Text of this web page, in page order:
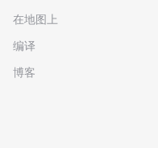
在地图上
编译
博客